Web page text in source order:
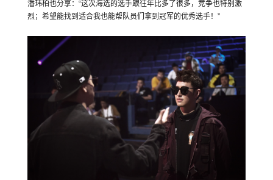
潘玮柏也分享：“这次海选的选手跟往年比多了很多，竞争也特别激
烈；希望能找到适合我也能帮队员们拿到冠军的优秀选手！”